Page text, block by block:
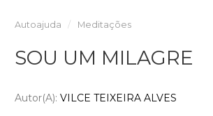
Autoajuda Meditações
SOU UM MILAGRE
Autor(a): VILCE TEIXEIRA ALVES